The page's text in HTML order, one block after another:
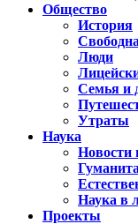
Общество
История
Люди
Семья и
Утраты
Наука
Новости
Наука в
Проекты